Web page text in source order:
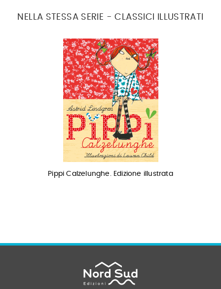
NELLA STESSA SERIE - CLASSICI ILLUSTRATI
Pippi Calzelunghe. Edizione illustrata